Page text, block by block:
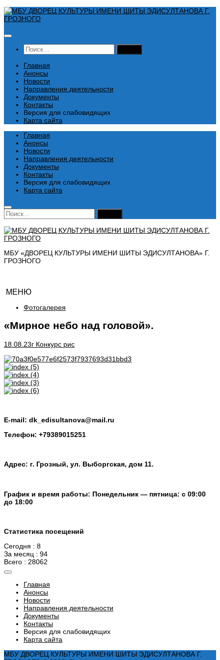
Перейти
к
Найти:
Главная
Анонсы
Новости
Направления деятельности
Документы
Контакты
Версия для слабовидящих
Карта сайта
Главная
Анонсы
Новости
Направления деятельности
Документы
Контакты
Версия для слабовидящих
Карта сайта
Найти:
МБУ «ДВОРЕЦ КУЛЬТУРЫ ИМЕНИ ШИТЫ ЭДИСУЛТАНОВА» Г.
ГРОЗНОГО
МЕНЮ
Фотогалерея
«Мирное небо над головой».
18.08.23г Конкурс рис
E-mail: dk_edisultanova@mail.ru
Телефон: +79389015251
Адрес: г. Грозный, ул. Выборгская, дом 11.
График и время работы: Понедельник — пятница: с 09:00
до 18:00
Статистика посещений
Сегодня : 8
За месяц : 94
Всего : 28062
Главная
Анонсы
Новости
Направления деятельности
Документы
Контакты
Версия для слабовидящих
Карта сайта
МБУ ДВОРЕЦ КУЛЬТУРЫ ИМЕНИ ШИТЫ ЭДИСУЛТАНОВА Г.